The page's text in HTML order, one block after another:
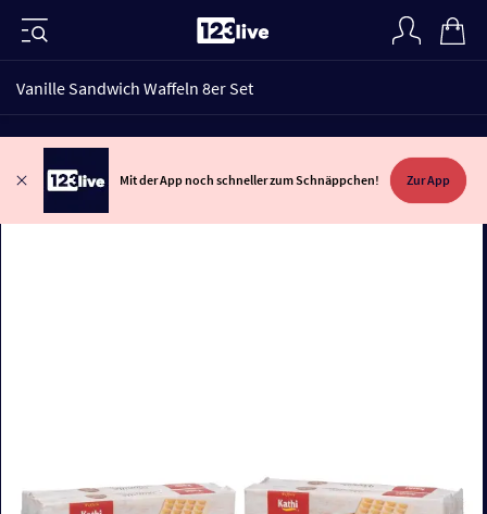
Vanille Sandwich Waffeln 8er Set
Mit der App noch schneller zum Schnäppchen! Zur App